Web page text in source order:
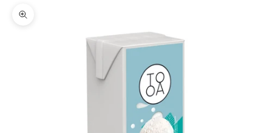
Bild vergrößern